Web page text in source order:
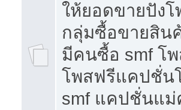
ให้ยอดขายปัง
กลุ่มซื้อขายสิน
มีคนซื้อ smf โ
โพสฟรีแคปชั่น
smf แคปชั่นแ